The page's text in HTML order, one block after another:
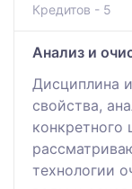
Кредитов - 5
Анализ и
Дисциплина
свойства,
конкретного
технологии